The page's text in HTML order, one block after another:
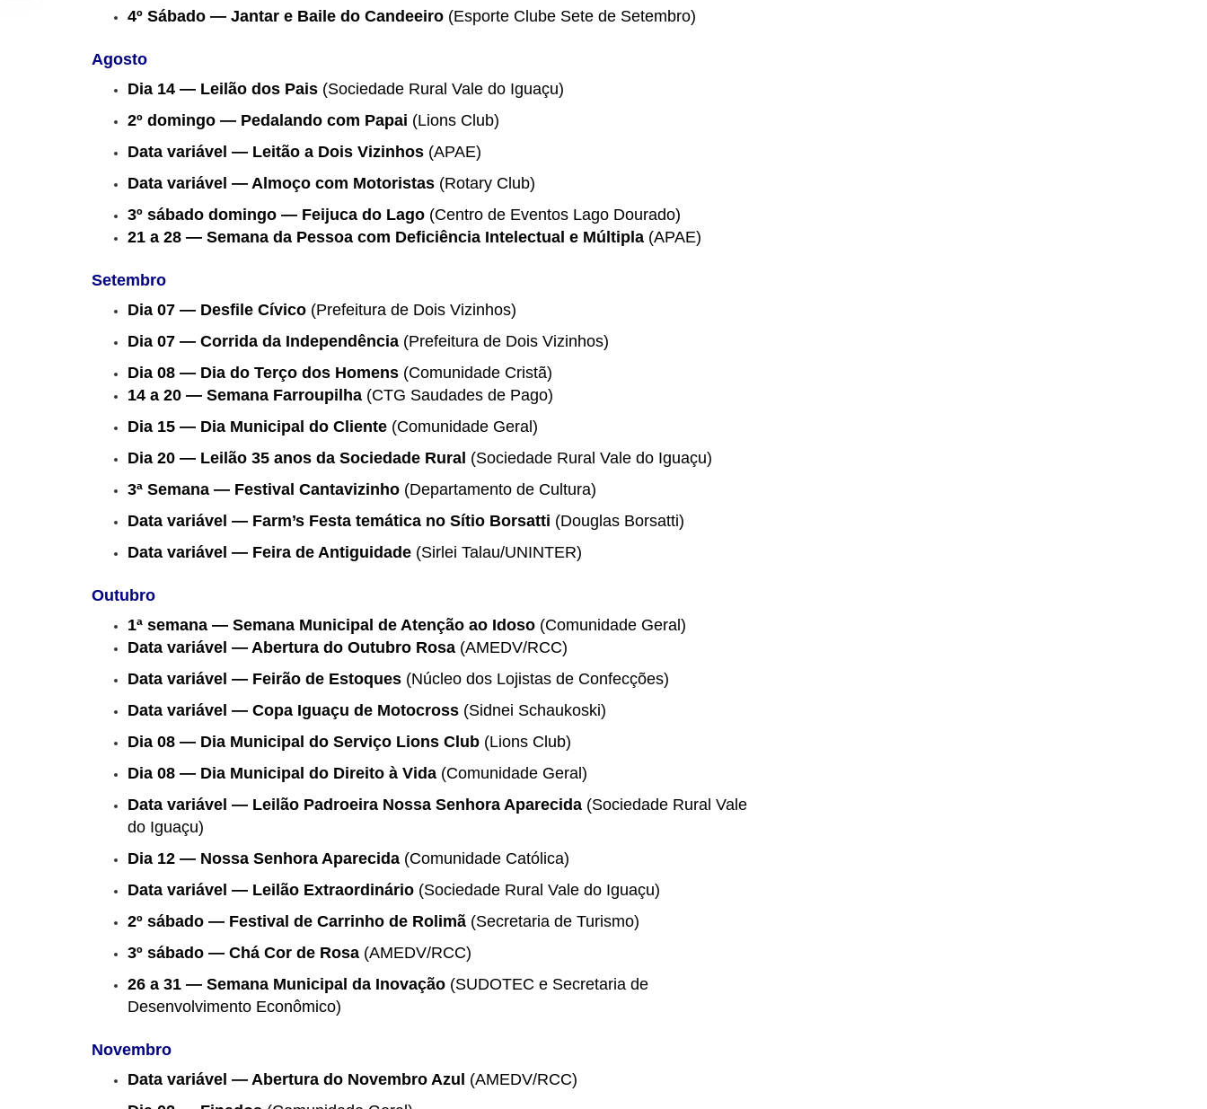
4º Sábado — Jantar e Baile do Candeeiro (Esporte Clube Sete de Setembro)
Agosto
Dia 14 — Leilão dos Pais (Sociedade Rural Vale do Iguaçu)
2º domingo — Pedalando com Papai (Lions Club)
Data variável — Leitão a Dois Vizinhos (APAE)
Data variável — Almoço com Motoristas (Rotary Club)
3º sábado domingo — Feijuca do Lago (Centro de Eventos Lago Dourado)
21 a 28 — Semana da Pessoa com Deficiência Intelectual e Múltipla (APAE)
Setembro
Dia 07 — Desfile Cívico (Prefeitura de Dois Vizinhos)
Dia 07 — Corrida da Independência (Prefeitura de Dois Vizinhos)
Dia 08 — Dia do Terço dos Homens (Comunidade Cristã)
14 a 20 — Semana Farroupilha (CTG Saudades de Pago)
Dia 15 — Dia Municipal do Cliente (Comunidade Geral)
Dia 20 — Leilão 35 anos da Sociedade Rural (Sociedade Rural Vale do Iguaçu)
3ª Semana — Festival Cantavizinho (Departamento de Cultura)
Data variável — Farm’s Festa temática no Sítio Borsatti (Douglas Borsatti)
Data variável — Feira de Antiguidade (Sirlei Talau/UNINTER)
Outubro
1ª semana — Semana Municipal de Atenção ao Idoso (Comunidade Geral)
Data variável — Abertura do Outubro Rosa (AMEDV/RCC)
Data variável — Feirão de Estoques (Núcleo dos Lojistas de Confecções)
Data variável — Copa Iguaçu de Motocross (Sidnei Schaukoski)
Dia 08 — Dia Municipal do Serviço Lions Club (Lions Club)
Dia 08 — Dia Municipal do Direito à Vida (Comunidade Geral)
Data variável — Leilão Padroeira Nossa Senhora Aparecida (Sociedade Rural Vale
do Iguaçu)
Dia 12 — Nossa Senhora Aparecida (Comunidade Católica)
Data variável — Leilão Extraordinário (Sociedade Rural Vale do Iguaçu)
2º sábado — Festival de Carrinho de Rolimã (Secretaria de Turismo)
3º sábado — Chá Cor de Rosa (AMEDV/RCC)
26 a 31 — Semana Municipal da Inovação (SUDOTEC e Secretaria de
Desenvolvimento Econômico)
Novembro
Data variável — Abertura do Novembro Azul (AMEDV/RCC)